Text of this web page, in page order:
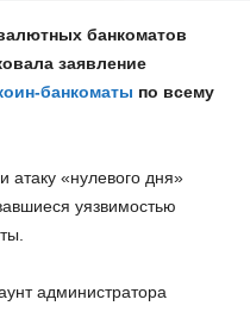
банкоматов
заявление
банкоматы по всему
«нулевого дня»
уязвимостью
администратора